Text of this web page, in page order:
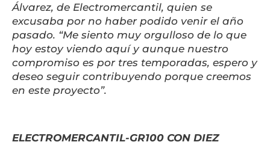
Álvarez, de Electromercantil, quien se
excusaba por no haber podido venir el año
pasado. “Me siento muy orgulloso de lo que
hoy estoy viendo aquí y aunque nuestro
compromiso es por tres temporadas, espero y
deseo seguir contribuyendo porque creemos
en este proyecto”.
ELECTROMERCANTIL-GR100 CON DIEZ